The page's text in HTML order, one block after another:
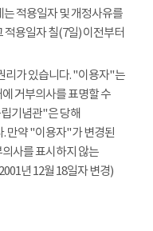
적용일자 및 개정사유를
적용일자 칠(7일) 이전부터
리가 있습니다. "이용자"는
거부의사를 표명할 수
기념관"은 당해
만약 "이용자"가 변경된
사를 표시하지 않는
년 12월 18일자 변경)